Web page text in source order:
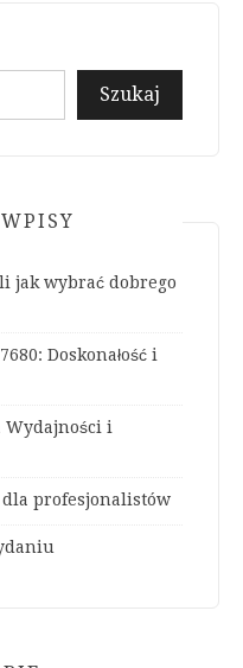
Szukaj
jak wybrać dobrego
Doskonałość i
Wydajności i
dla profesjonalistów